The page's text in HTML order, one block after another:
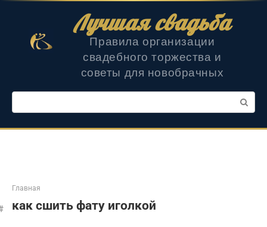
Лучшая свадьба
Правила организации
свадебного торжества и
советы для новобрачных
Поиск:
Главная
как сшить фату иголкой